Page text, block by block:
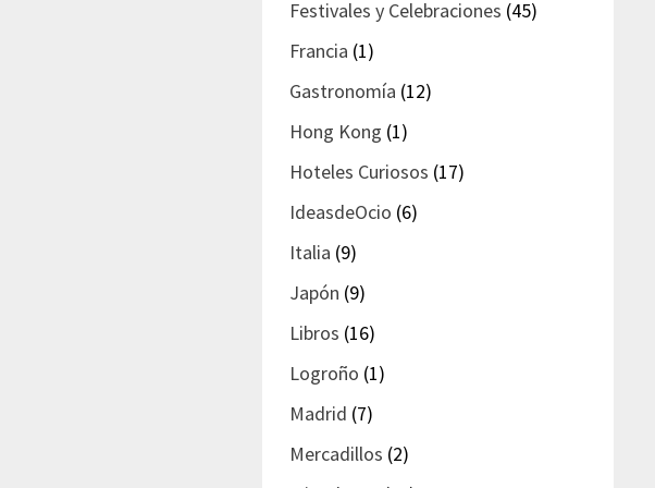
Festivales y Celebraciones (45)
Francia (1)
Gastronomía (12)
Hong Kong (1)
Hoteles Curiosos (17)
IdeasdeOcio (6)
Italia (9)
Japón (9)
Libros (16)
Logroño (1)
Madrid (7)
Mercadillos (2)